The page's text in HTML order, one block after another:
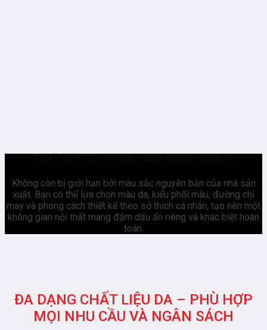
Không còn bị giới hạn bởi màu sắc nguyên bản của nhà sản
xuất. Bạn có thể lựa chọn màu da, kiểu phối màu, đường chỉ
may và phong cách thiết kế theo sở thích cá nhân, tạo nên một
không gian nội thất mang đậm dấu ấn riêng và khác biệt hoàn
toàn.
ĐA DẠNG CHẤT LIỆU DA – PHÙ HỢP
MỌI NHU CẦU VÀ NGÂN SÁCH